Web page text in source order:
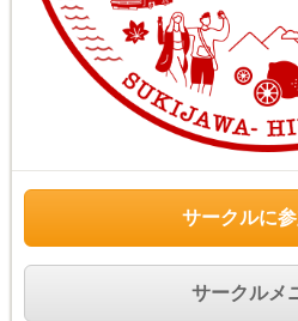
サークルに
サークルメ